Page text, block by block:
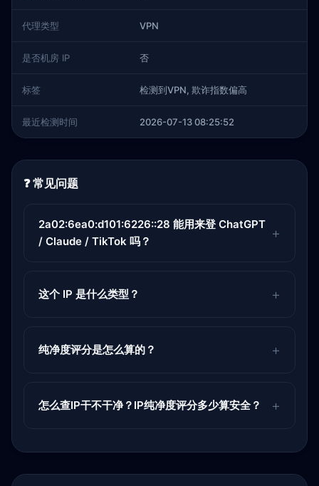
代理类型 VPN
是否机房 IP 否
标签 检测到VPN, 欺诈指数偏高
最近检测时间 2026-07-13 08:25:52
❓ 常见问题
2a02:6ea0:d101:6226::28 能用来登 ChatGPT
/ Claude / TikTok 吗？
这个 IP 是什么类型？
纯净度评分是怎么算的？
怎么查IP干不干净？IP纯净度评分多少算安全？